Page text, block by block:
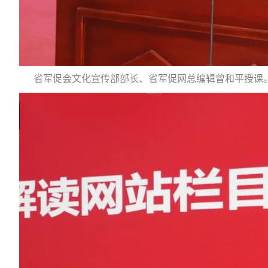
省军促会文化宣传部部长、省军促网总编辑曾和平授课